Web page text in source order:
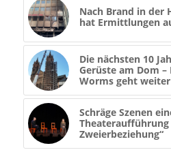
Nach Brand in der
hat Ermittlungen
Die nächsten 10
Gerüste am Dom
Worms geht weiter
Schräge Szenen
Theateraufführung
Zweierbeziehung“